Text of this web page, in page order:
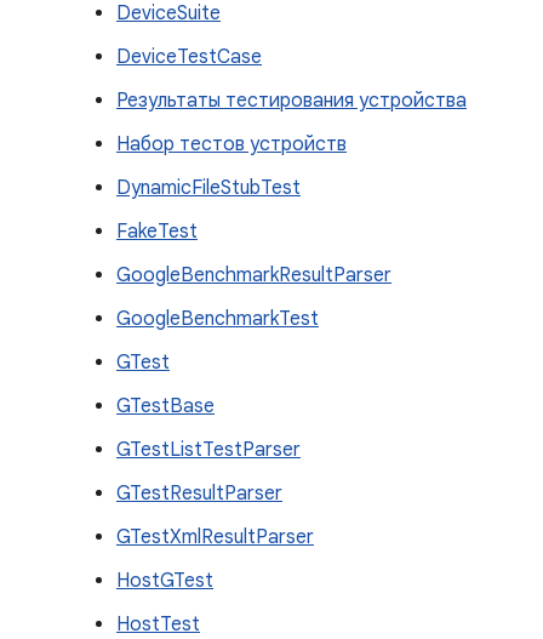
DeviceSuite
DeviceTestCase
Результаты тестирования устройства
Набор тестов устройств
DynamicFileStubTest
FakeTest
GoogleBenchmarkResultParser
GoogleBenchmarkTest
GTest
GTestBase
GTestListTestParser
GTestResultParser
GTestXmlResultParser
HostGTest
HostTest